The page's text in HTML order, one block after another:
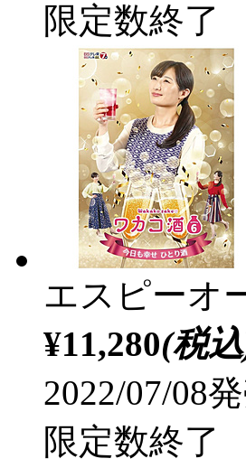
限定数終了
エスピーオ
¥11,280(税
2022/07/08
限定数終了